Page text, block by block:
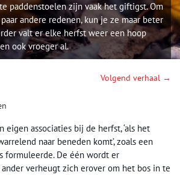
paddenstoelen zijn vaak het giftigst. Om
andere redenen, kun je ze maar beter
valt er elke herfst weer een hoop
ook vroeger al.
Volgend verhaal →
associaties bij de herfst, ‘als het
naar beneden komt’, zoals een
formuleerde. De één wordt er
verheugt zich erover om het bos in te